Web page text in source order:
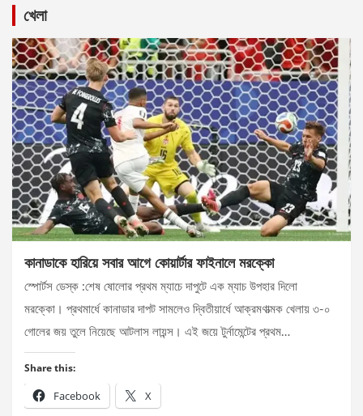
খেলা
কানাডাকে হারিয়ে সবার আগে কোয়ার্টার ফাইনালে মরক্কো
স্পোর্টস ডেস্ক :শেষ ষোলোর প্রথম ম্যাচে দাপুটে এক ম্যাচ উপহার দিলো
মরক্কো। প্রথমার্ধে কানাডার দাপট সামলেও দ্বিতীয়ার্ধে আক্রমণাত্মক খেলায় ৩-০
গোলের জয় তুলে নিয়েছে আটলাস লায়ন্স। এই জয়ে টুর্নামেন্টের প্রথম…
Share this:
Facebook X